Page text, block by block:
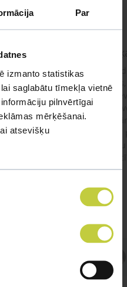
Par
izmanto statistikas
saglabātu tīmekļa vietnē
pilnvērtīgai
mērķēšanai.
atsevišķu
,ko ieklāj zem
sekas varētu
darīt?